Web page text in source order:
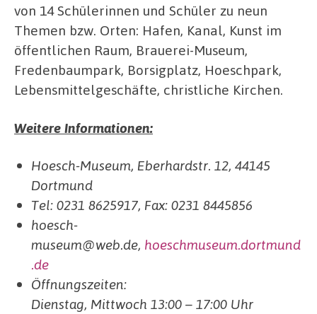
von 14 Schülerinnen und Schüler zu neun
Themen bzw. Orten: Hafen, Kanal, Kunst im
öffentlichen Raum, Brauerei-Museum,
Fredenbaumpark, Borsigplatz, Hoeschpark,
Lebensmittelgeschäfte, christliche Kirchen.
Weitere Informationen:
Hoesch-Museum, Eberhardstr. 12, 44145
Dortmund
Tel: 0231 8625917, Fax: 0231 8445856
hoesch-
museum@web.de, hoeschmuseum.dortmund
.de
Öffnungszeiten:
Dienstag, Mittwoch 13:00 – 17:00 Uhr